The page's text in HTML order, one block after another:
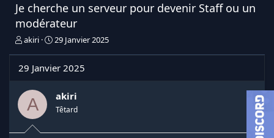
Je cherche un serveur pour devenir Staff ou un
modérateur
I
t
a
e
u
akiri
D
e
e
d
é
29 Janvier 2025
29 Janvier 2025
A akiri
Têtard